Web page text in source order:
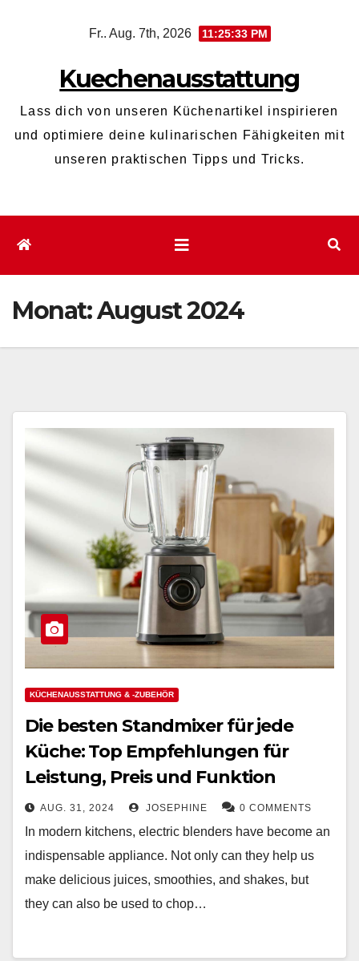
Fr.. Aug. 7th, 2026 11:25:34 PM
Kuechenausstattung
Lass dich von unseren Küchenartikel inspirieren
und optimiere deine kulinarischen Fähigkeiten mit
unseren praktischen Tipps und Tricks.
Monat:August 2024
KÜCHENAUSSTATTUNG & -ZUBEHÖR
Die besten Standmixer für jede
Küche: Top Empfehlungen für
Leistung, Preis und Funktion
AUG. 31, 2024 JOSEPHINE 0 COMMENTS
In modern kitchens, electric blenders have become an
indispensable appliance. Not only can they help us
make delicious juices, smoothies, and shakes, but
they can also be used to chop…